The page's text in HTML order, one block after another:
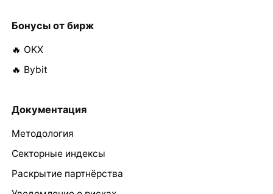
Бонусы от бирж
🔥 OKX
🔥 Bybit
Документация
Методология
Секторные индексы
Раскрытие партнёрства